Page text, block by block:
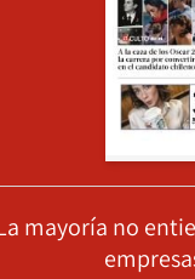
mayoría no